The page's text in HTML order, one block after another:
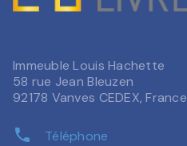
Immeuble Louis Hachette
58 rue Jean Bleuzen
92178 Vanves CEDEX, France
phone Téléphone